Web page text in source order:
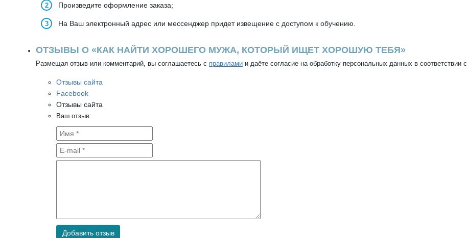
Произведите оформление заказа;
На Ваш электронный адрес или мессенджер придет извещение с доступом к обучению.
ОТЗЫВЫ О «КАК НАЙТИ ХОРОШЕГО МУЖА, КОТОРЫЙ ИЩЕТ ХОРОШУЮ ТЕБЯ»
Размещая отзыв или комментарий, вы соглашаетесь с правилами и даёте согласие на обработку персональных данных в соответствии с
Отзывы сайта
Facebook
Отзывы сайта
Ваш отзыв:
Добавить отзыв